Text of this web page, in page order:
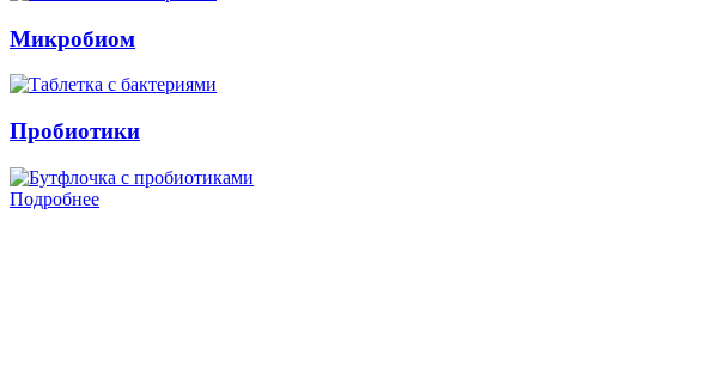
Микробиом
Пробиотики
Подробнее